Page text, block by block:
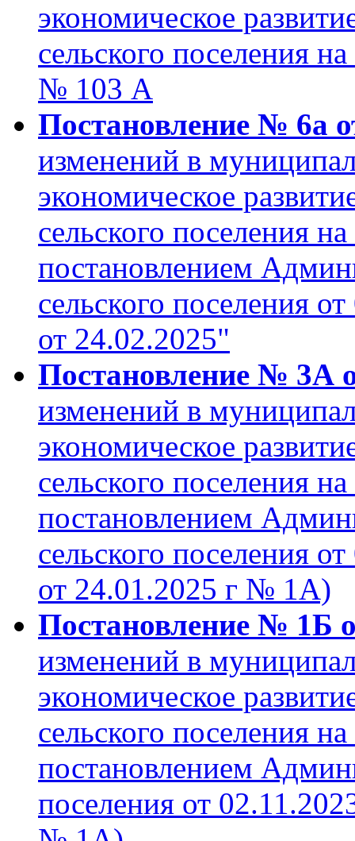
экономическое
сельского поселения
№ 103 А
Постановление № 6а
изменений в
экономическое
сельского поселения
постановлением
сельского поселения
от 24.02.2025"
Постановление № 3А
изменений в
экономическое
сельского поселения
постановлением
сельского поселения
от 24.01.2025 г № 1А)
Постановление № 1Б
изменений в
экономическое
сельского поселения
постановлением
поселения от